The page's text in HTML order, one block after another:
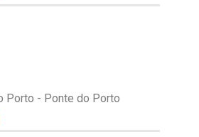
Porto - Ponte do Porto